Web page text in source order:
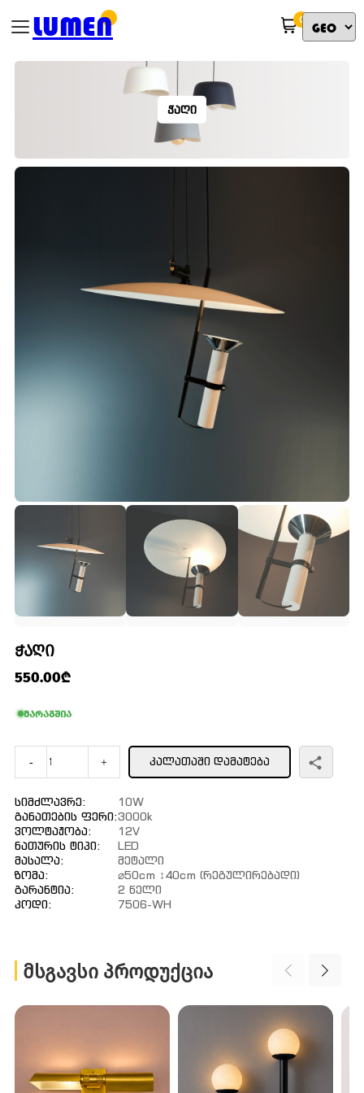
LUMEN 0
ᲭᲐᲦᲘ
ᲭᲐᲦᲘ
550.00₾
მარაგშია
- + ᲙᲐᲚᲐᲗᲐᲨᲘ ᲓᲐᲛᲐᲢᲔᲑᲐ
Სიმძლავრე:
Განათების Ფერი:
Ვოლტაჟობა:
Ნათურის Ტიპი:
Მასალა:
Ზომა:
Გარანტია:
Კოდი:
10W
3000k
12V
LED
Მეტალი
⌀50cm ↕40cm (რეგულირებადი)
2 Წელი
7506-WH
ᲛᲡᲒᲐᲕᲡᲘ ᲞᲠᲝᲓᲣᲥᲪᲘᲐ